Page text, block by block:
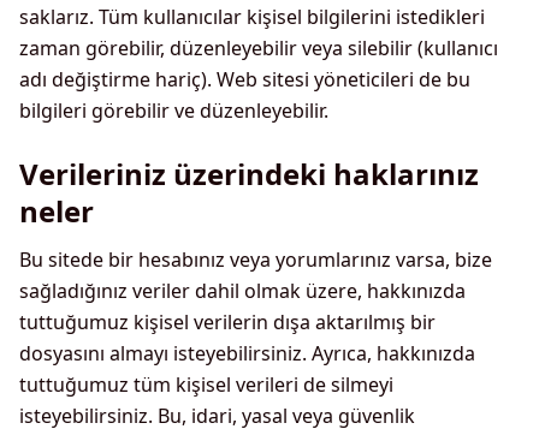
saklarız. Tüm kullanıcılar kişisel bilgilerini istedikleri
zaman görebilir, düzenleyebilir veya silebilir (kullanıcı
adı değiştirme hariç). Web sitesi yöneticileri de bu
bilgileri görebilir ve düzenleyebilir.
Verileriniz üzerindeki haklarınız
neler
Bu sitede bir hesabınız veya yorumlarınız varsa, bize
sağladığınız veriler dahil olmak üzere, hakkınızda
tuttuğumuz kişisel verilerin dışa aktarılmış bir
dosyasını almayı isteyebilirsiniz. Ayrıca, hakkınızda
tuttuğumuz tüm kişisel verileri de silmeyi
isteyebilirsiniz. Bu, idari, yasal veya güvenlik